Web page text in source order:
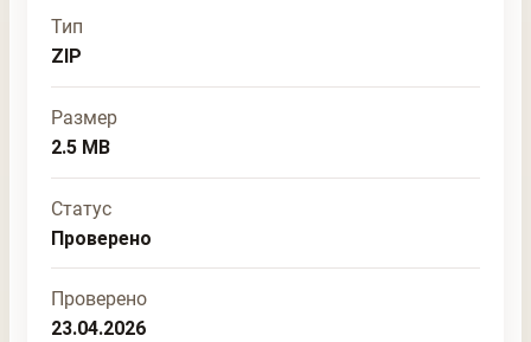
Тип
ZIP
Размер
2.5 MB
Статус
Проверено
Проверено
23.04.2026